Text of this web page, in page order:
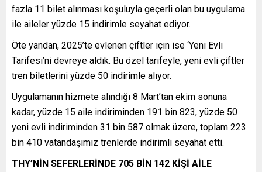
fazla 11 bilet alınması koşuluyla geçerli olan bu uygulama
ile aileler yüzde 15 indirimle seyahat ediyor.
Öte yandan, 2025’te evlenen çiftler için ise ‘Yeni Evli
Tarifesi’ni devreye aldık. Bu özel tarifeyle, yeni evli çiftler
tren biletlerini yüzde 50 indirimle alıyor.
Uygulamanın hizmete alındığı 8 Mart’tan ekim sonuna
kadar, yüzde 15 aile indiriminden 191 bin 823, yüzde 50
yeni evli indiriminden 31 bin 587 olmak üzere, toplam 223
bin 410 vatandaşımız trenlerde indirimli seyahat etti.
THY’NİN SEFERLERİNDE 705 BİN 142 KİŞİ AİLE